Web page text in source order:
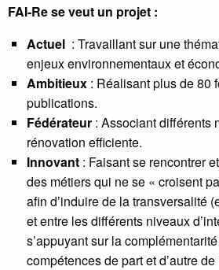
FAI-Re se veut un projet :
Actuel : Travaillant sur une
enjeux environnementaux et
Ambitieux : Réalisant plus de 80
publications.
Fédérateur : Associant différents
rénovation efficiente.
Innovant : Faisant se rencontrer
des métiers qui ne se « croisent
afin d’induire de la transversalité
et entre les différents niveaux
s’appuyant sur la
compétences de part et d’autre